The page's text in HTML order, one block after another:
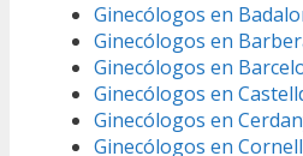
Ginecólogos en
Ginecólogos en
Ginecólogos en
Ginecólogos en
Ginecólogos en
Ginecólogos en